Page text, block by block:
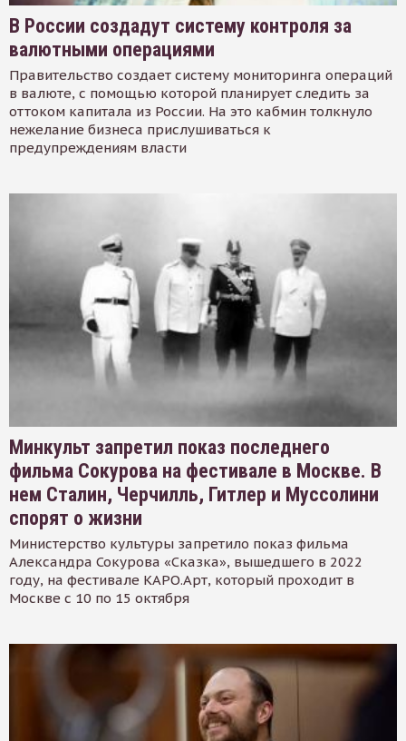
В России создадут систему контроля за
валютными операциями
Правительство создает систему мониторинга операций
в валюте, с помощью которой планирует следить за
оттоком капитала из России. На это кабмин толкнуло
нежелание бизнеса прислушиваться к
предупреждениям власти
Минкульт запретил показ последнего
фильма Сокурова на фестивале в Москве. В
нем Сталин, Черчилль, Гитлер и Муссолини
спорят о жизни
Министерство культуры запретило показ фильма
Александра Сокурова «Сказка», вышедшего в 2022
году, на фестивале КАРО.Арт, который проходит в
Москве с 10 по 15 октября